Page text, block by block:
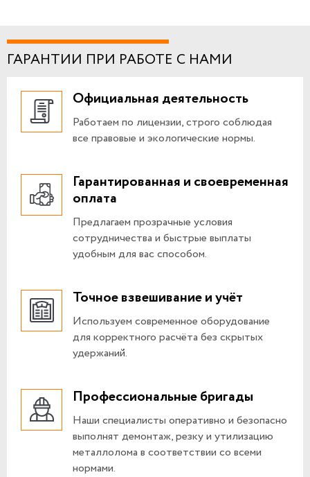
ГАРАНТИИ ПРИ РАБОТЕ С НАМИ
Официальная деятельность
Работаем по лицензии, строго соблюдая
все правовые и экологические нормы.
Гарантированная и своевременная
оплата
Предлагаем прозрачные условия
сотрудничества и быстрые выплаты
удобным для вас способом.
Точное взвешивание и учёт
Используем современное оборудование
для корректного расчёта без скрытых
удержаний.
Профессиональные бригады
Наши специалисты оперативно и безопасно
выполнят демонтаж, резку и утилизацию
металлолома в соответствии со всеми
нормами.